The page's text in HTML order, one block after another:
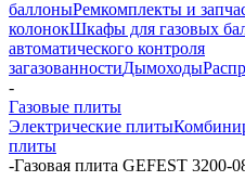
баллоныРемкомплекты и
колонокШкафы для газовых
автоматического контроля
загазованностиДымоходы
-
Газовые плиты
Электрические плиты
плиты
-Газовая плита GEFEST 3200-